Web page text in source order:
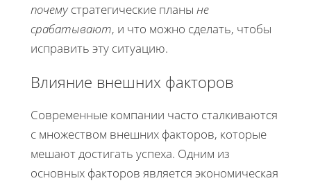
почемустратегические планы не
срабатывают, и что можно сделать, чтобы
исправить эту ситуацию.
Влияние внешних факторов
Современные компании часто сталкиваются
с множеством внешних факторов, которые
мешают достигать успеха. Одним из
основных факторов является экономическая